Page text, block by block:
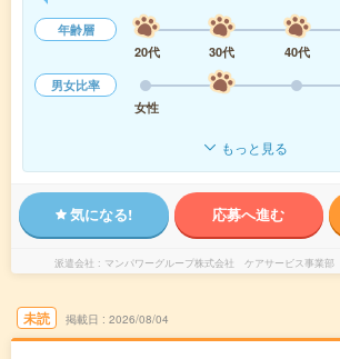
年齢層
20代
30代 40代
男女比率
女性
もっと見る
気になる! 応募へ進む
派遣会社 マンパワーグループ株式会社 ケアサービス事業部
未読 掲載日 2026/08/04